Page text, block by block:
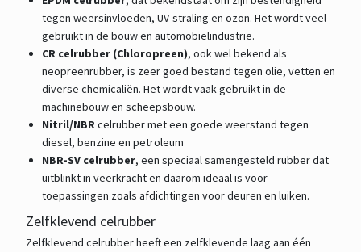
tegen weersinvloeden, UV-straling en ozon. Het wordt veel
gebruikt in de bouw en automobielindustrie.
CR celrubber (Chloropreen), ook wel bekend als
neopreenrubber, is zeer goed bestand tegen olie, vetten en
diverse chemicaliën. Het wordt vaak gebruikt in de
machinebouw en scheepsbouw.
Nitril/NBRcelrubber met een goede weerstand tegen
diesel, benzine en petroleum
NBR-SV celrubber, een speciaal samengesteld rubber dat
uitblinkt in veerkracht en daarom ideaal is voor
toepassingen zoals afdichtingen voor deuren en luiken.
Zelfklevend celrubber
Zelfklevend celrubber heeft een zelfklevende laag aan één